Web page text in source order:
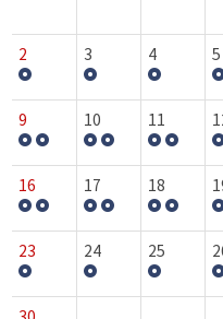
2 3 4 5
9 10 11
16 17 18
23 24 25